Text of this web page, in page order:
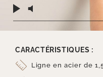
CARACTÉRISTIQUES :
Ligne en acier de